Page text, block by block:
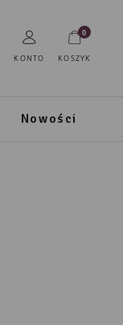
KONTO KOSZYK
0
Nowości